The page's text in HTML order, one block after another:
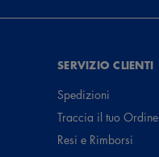
SERVIZIO CLIENTI
Spedizioni
Traccia il tuo Ordine
Resi e Rimborsi